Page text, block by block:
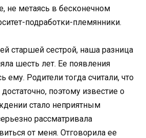
не метаясь в бесконечном
подработки-племянники.
старшей сестрой, наша разница
шесть лет. Ее появления
ему. Родители тогда считали, что
поэтому известие о
стало неприятным
рассматривала
от меня. Отговорила ее